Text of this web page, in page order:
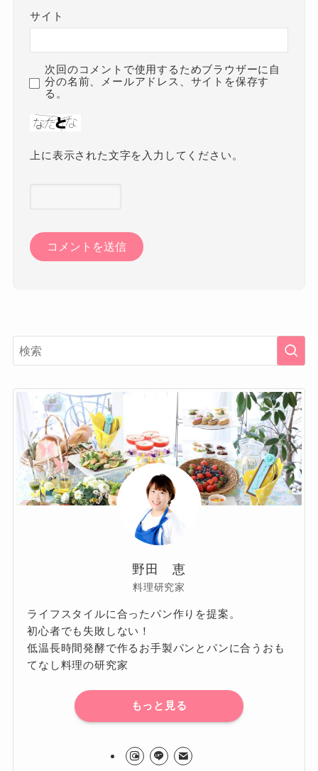
サイト
次回のコメントで使用するためブラウザーに自
分の名前、メールアドレス、サイトを保存す
る。
上に表示された文字を入力してください。
野田 恵
料理研究家
ライフスタイルに合ったパン作りを提案。
初心者でも失敗しない！
低温長時間発酵で作るお手製パンとパンに合うおも
てなし料理の研究家
もっと見る